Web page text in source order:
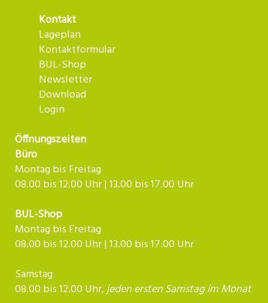
Kontakt
Lageplan
Kontaktformular
BUL-Shop
Newsletter
Download
Login
Öffnungszeiten
Büro
Montag bis Freitag
08.00 bis 12.00 Uhr | 13.00 bis 17.00 Uhr
BUL-Shop
Montag bis Freitag
08.00 bis 12.00 Uhr | 13.00 bis 17.00 Uhr
Samstag
08.00 bis 12.00 Uhr,jeden ersten Samstag im Monat